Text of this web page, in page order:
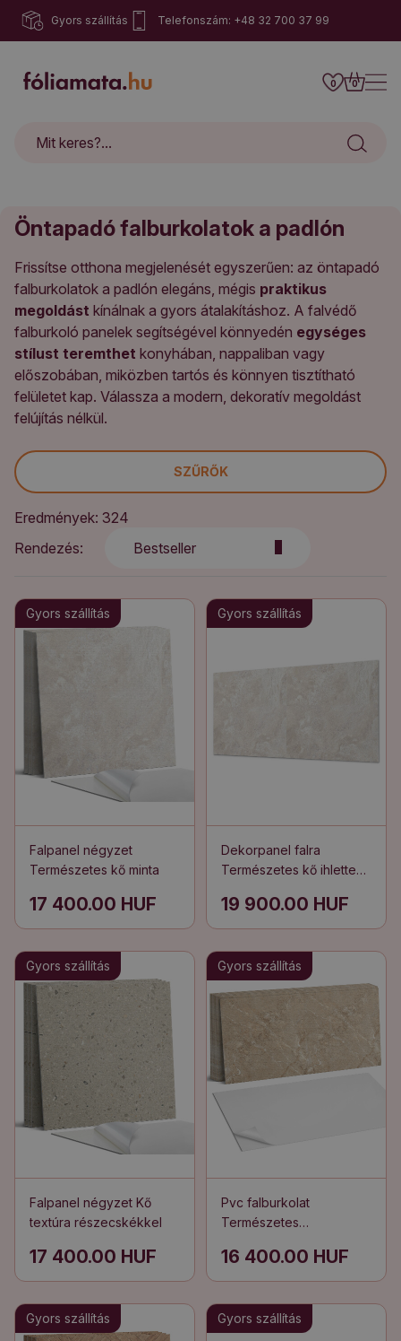
Gyors szállítás Telefonszám: +48 32 700 37 99
0 0
Öntapadó falburkolatok a padlón
Frissítse otthona megjelenését egyszerűen: az öntapadó
falburkolatok a padlón elegáns, mégis praktikus
megoldást kínálnak a gyors átalakításhoz. A falvédő
falburkoló panelek segítségével könnyedén egységes
stílust teremthet konyhában, nappaliban vagy
előszobában, miközben tartós és könnyen tisztítható
felületet kap. Válassza a modern, dekoratív megoldást
felújítás nélkül.
SZŰRŐK
Eredmények: 324
Rendezés:
Bestseller
Gyors szállítás
Falpanel négyzet
Természetes kő minta
17 400.00 HUF
Gyors szállítás
Dekorpanel falra
Természetes kő ihlette
19 900.00 HUF
Gyors szállítás
Falpanel négyzet Kő
textúra részecskékkel
17 400.00 HUF
Gyors szállítás
Pvc falburkolat
Természetes
16 400.00 HUF
Gyors szállítás Gyors szállítás